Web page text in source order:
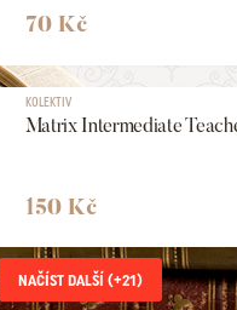
70 Kč
KOLEKTIV
Matrix Intermediate
150 Kč
NAČÍST DALŠÍ (+21)